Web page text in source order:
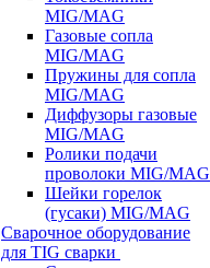
MIG/MAG
Газовые сопла
MIG/MAG
Пружины для сопла
MIG/MAG
Диффузоры газовые
MIG/MAG
Ролики подачи
проволоки MIG/MAG
Шейки горелок
(гусаки) MIG/MAG
Сварочное оборудование
для TIG сварки